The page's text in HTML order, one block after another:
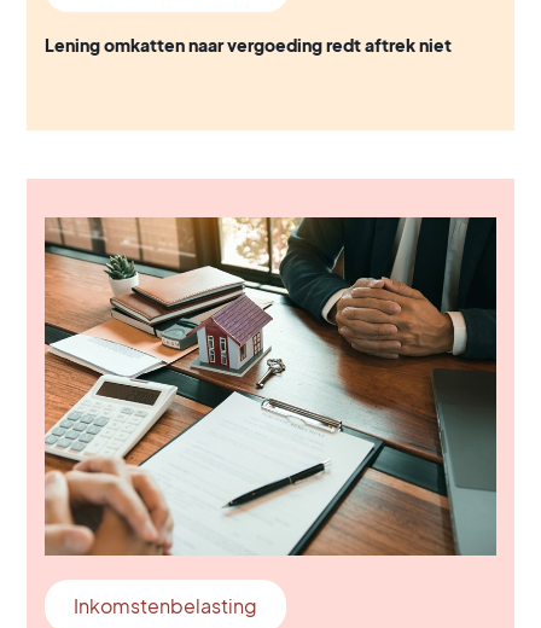
Lening omkatten naar vergoeding redt aftrek niet
Inkomstenbelasting